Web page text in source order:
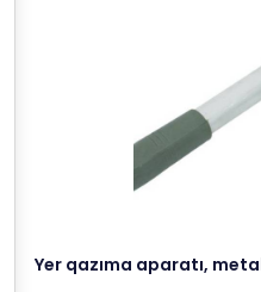
Yer qazıma aparatı,